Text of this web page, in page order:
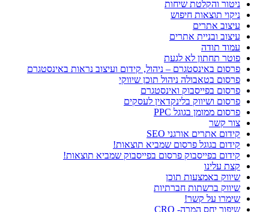
ניטור והקלטת שיחות
ניקוי תוצאות חיפוש
עיצוב אתרים
עיצוב ובניית אתרים
עמוד תודה
פוטר תחתון לא לגעת
פרסום באינסטגרם – ניהול, קידום ועיצוב נראות באינסטגרם
פרסום בטאבולה ניהול תוכן שיווקי
פרסום בפייסבוק ואינסטגרם
פרסום ושיווק בלינקדאין לעסקים
פרסום ממומן בגוגל PPC
צור קשר
קידום אתרים אורגני SEO
קידום בגוגל פרסום שמביא תוצאות!
קידום בפייסבוק פרסום בפייסבוק שמביא תוצאות!
קצת עלינו
שיווק באמצעות תוכן
שיווק ברשתות חברתיות
שימרו על קשר!
שיפור יחס המרה- CRO